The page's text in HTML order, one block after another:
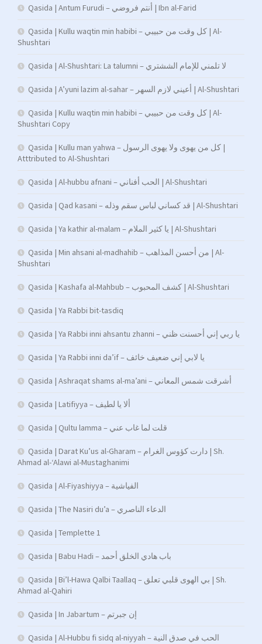
Qasida | Antum Furudi – أنتم فروضي | Ibn al-Farid
Qasida | Kullu waqtin min habibi – كل وقت من حبيبي | Al-
Shushtari
Qasida | Al-Shushtari: La talumni – لا تلمني للإمام الششتري
Qasida | A’yuni lazim al-sahar – أعيني لازم السهر | Al-Shushtari
Qasida | Kullu waqtin min habibi – كل وقت من حبيبي | Al-
Shushtari Copy
Qasida | Kullu man yahwa – كل من يهوى ولا يهوى الرسول |
Atttributed to Al-Shushtari
Qasida | Al-hubbu afnani – الحب أفناني | Al-Shushtari
Qasida | Qad kasani – قد كساني لباس سقم وذله | Al-Shushtari
Qasida | Ya kathir al-malam – يا كثير الملام | Al-Shushtari
Qasida | Min ahsani al-madhahib – من أحسن المذاهب | Al-
Shushtari
Qasida | Kashafa al-Mahbub – كشف المحبوب | Al-Shushtari
Qasida | Ya Rabbi bit-tasdiq
Qasida | Ya Rabbi inni ahsantu zhanni – يا ربي إني أحسنت ظني
Qasida | Ya Rabbi inni da’if – يا لابي إني ضعيف خائف
Qasida | Ashraqat shams al-ma’ani – أشرقت شمس المعاني
Qasida | Latifiyya – ألا يا لطيف
Qasida | Qultu lamma – قلت لما غاب عني
Qasida | Darat Ku’us al-Gharam – دارت كؤوس الغرام | Sh.
Ahmad al-‘Alawi al-Mustaghanimi
Qasida | Al-Fiyashiyya – الفياشية
Qasida | The Nasiri du’a – الدعاء الناصري
Qasida | Templette 1
Qasida | Babu Hadi – ﺑﺎب ﻫﺎدي اﻟﺨﻠﻖ أﺣﻤﺪ
Qasida | Bi’l-Hawa Qalbi Taallaq – بي الهوى قلبي تعلق | Sh.
Ahmad al-Qahiri
Qasida | In Jabartum – إن جبرتم
Qasida | Al-Hubbu fi sidq al-niyyah – الحب في صدق النية